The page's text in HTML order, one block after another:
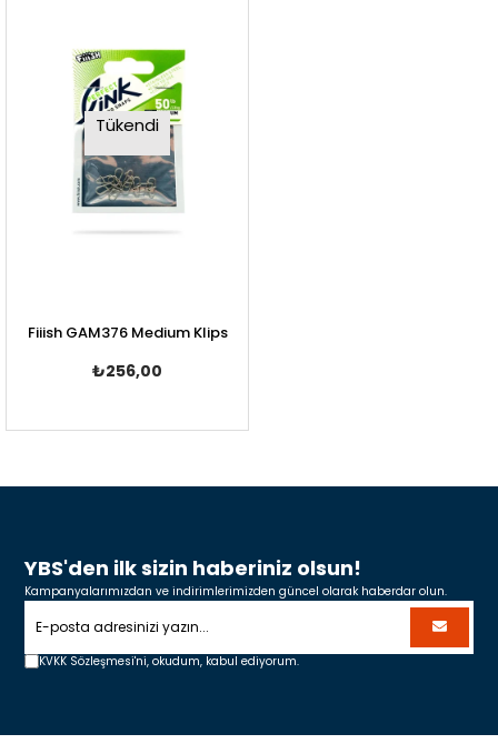
Tükendi
Fiiish GAM376 Medium Klips
₺256,00
YBS'den ilk sizin haberiniz olsun!
Kampanyalarımızdan ve indirimlerimizden güncel olarak haberdar olun.
KVKK Sözleşmesi'ni, okudum, kabul ediyorum.